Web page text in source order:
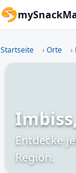
Startseite › Orte ›
Entdecke
Region.